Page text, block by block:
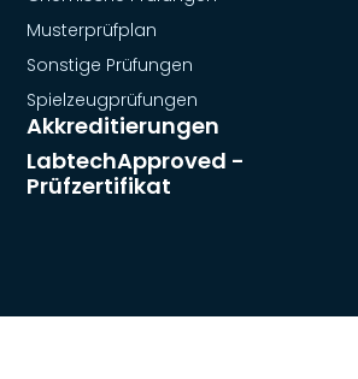
Musterprüfplan
Sonstige Prüfungen
Spielzeugprüfungen
Akkreditierungen
LabtechApproved -
Prüfzertifikat